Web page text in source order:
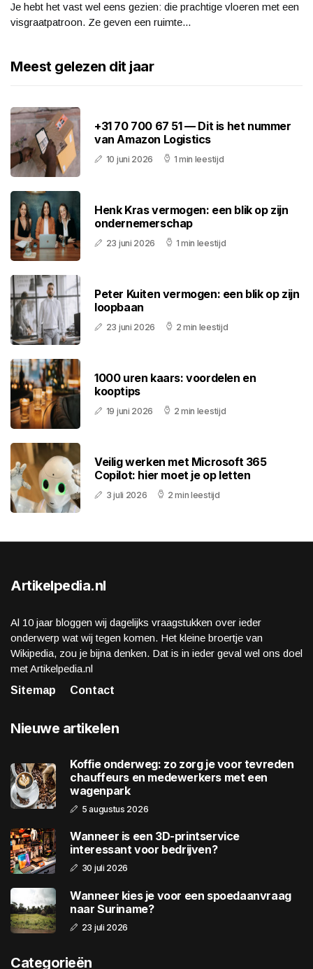
Je hebt het vast wel eens gezien: die prachtige vloeren met een
visgraatpatroon. Ze geven een ruimte...
Meest gelezen dit jaar
+31 70 700 67 51 — Dit is het nummer
van Amazon Logistics
10 juni 2026 1 min leestijd
Henk Kras vermogen: een blik op zijn
ondernemerschap
23 juni 2026 1 min leestijd
Peter Kuiten vermogen: een blik op zijn
loopbaan
23 juni 2026 2 min leestijd
1000 uren kaars: voordelen en
kooptips
19 juni 2026 2 min leestijd
Veilig werken met Microsoft 365
Copilot: hier moet je op letten
3 juli 2026 2 min leestijd
Artikelpedia.nl
Al 10 jaar bloggen wij dagelijks vraagstukken over ieder
onderwerp wat wij tegen komen. Het kleine broertje van
Wikipedia, zou je bijna denken. Dat is in ieder geval wel ons doel
met Artikelpedia.nl
Sitemap
Contact
Nieuwe artikelen
Koffie onderweg: zo zorg je voor tevreden
chauffeurs en medewerkers met een
wagenpark
5 augustus 2026
Wanneer is een 3D-printservice
interessant voor bedrijven?
30 juli 2026
Wanneer kies je voor een spoedaanvraag
naar Suriname?
23 juli 2026
Categorieën